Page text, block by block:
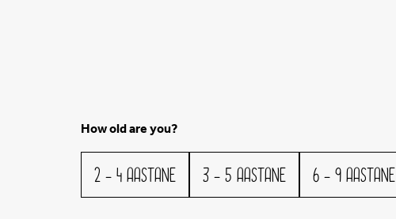
How old are you?
2 - 4 AASTANE 3 - 5 AASTANE 6 - 9 AASTANE